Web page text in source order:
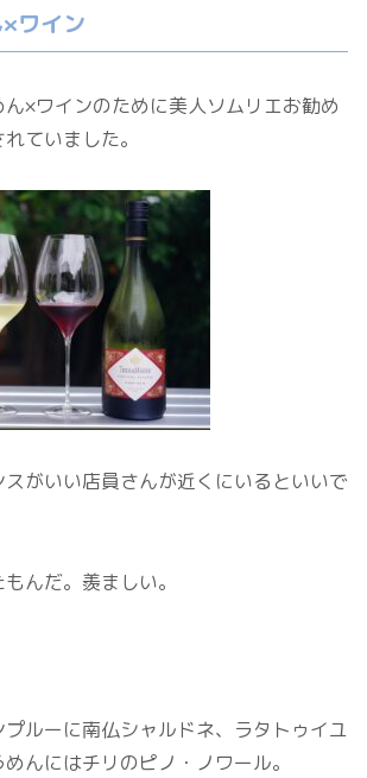
ワイン
ん×ワインのために美人ソムリエお勧め
ていました。
がいい店員さんが近くにいるといいで
んだ。羨ましい。
ルーに南仏シャルドネ、ラタトゥイユ
んにはチリのピノ・ノワール。